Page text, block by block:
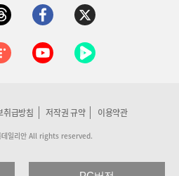
취급방침 저작권 규약 이용약관
일리안 All rights reserved.